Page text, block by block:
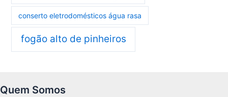
conserto eletrodomésticos água rasa
fogão alto de pinheiros
Quem Somos